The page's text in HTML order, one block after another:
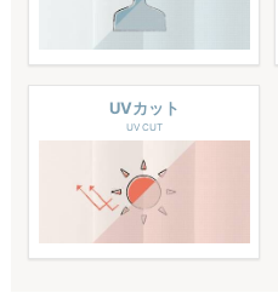
UVカット
UV CUT